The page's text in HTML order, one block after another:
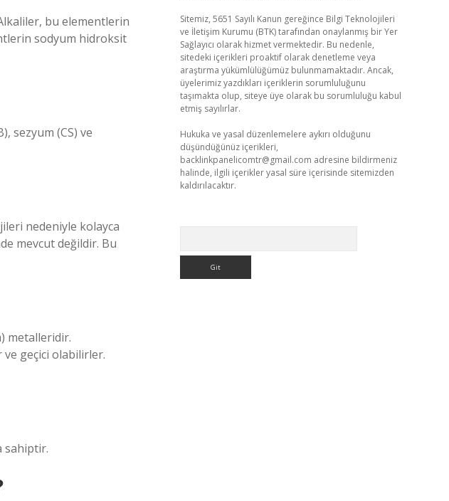
bu elementlerin
sodyum hidroksit
sezyum (CS) ve
nedeniyle kolayca
mevcut değildir. Bu
metalleridir.
geçici olabilirler.
sahiptir.
Sitemiz, 5651 Sayılı Kanun gereğince Bilgi Teknolojileri
ve İletişim Kurumu (BTK) tarafından onaylanmış bir Yer
Sağlayıcı olarak hizmet vermektedir. Bu nedenle,
sitedeki içerikleri proaktif olarak denetleme veya
araştırma yükümlülüğümüz bulunmamaktadır. Ancak,
üyelerimiz yazdıkları içeriklerin sorumluluğunu
taşımakta olup, siteye üye olarak bu sorumluluğu kabul
etmiş sayılırlar.
Hukuka ve yasal düzenlemelere aykırı olduğunu
düşündüğünüz içerikleri,
backlinkpanelicomtr@gmail.com adresine bildirmeniz
halinde, ilgili içerikler yasal süre içerisinde sitemizden
kaldırılacaktır.